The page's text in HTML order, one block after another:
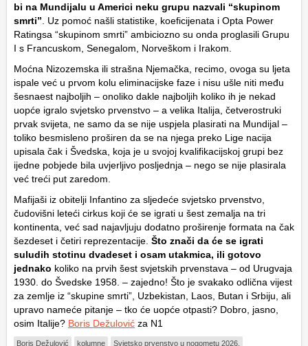
bi na Mundijalu u Americi neku grupu nazvali “skupinom
smrti”. Uz pomoć našli statistike, koeficijenata i Opta Power
Ratingsa “skupinom smrti” ambiciozno su onda proglasili Grupu
I s Francuskom, Senegalom, Norveškom i Irakom.
Moćna Nizozemska ili strašna Njemačka, recimo, ovoga su ljeta
ispale već u prvom kolu eliminacijske faze i nisu ušle niti među
šesnaest najboljih – onoliko dakle najboljih koliko ih je nekad
uopće igralo svjetsko prvenstvo – a velika Italija, četverostruki
prvak svijeta, ne samo da se nije uspjela plasirati na Mundijal –
toliko besmisleno proširen da se na njega preko Lige nacija
upisala čak i Švedska, koja je u svojoj kvalifikacijskoj grupi bez
ijedne pobjede bila uvjerljivo posljednja – nego se nije plasirala
već treći put zaredom.
Mafijaši iz obitelji Infantino za sljedeće svjetsko prvenstvo,
čudovišni leteći cirkus koji će se igrati u šest zemalja na tri
kontinenta, već sad najavljuju dodatno proširenje formata na čak
šezdeset i četiri reprezentacije. Što znači da će se igrati
suludih stotinu dvadeset i osam utakmica, ili gotovo
jednako koliko na prvih šest svjetskih prvenstava – od Urugvaja
1930. do Švedske 1958. – zajedno! Što je svakako odlična vijest
za zemlje iz “skupine smrti”, Uzbekistan, Laos, Butan i Srbiju, ali
upravo nameće pitanje – tko će uopće otpasti? Dobro, jasno,
osim Italije? Boris Dežulović za N1
Boris Dežulović kolumne Svjetsko prvenstvo u nogometu 2026.